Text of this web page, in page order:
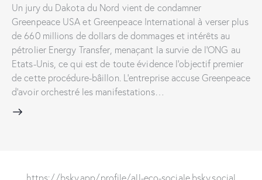
Un jury du Dakota du Nord vient de condamner
Greenpeace USA et Greenpeace International à verser plus
de 660 millions de dollars de dommages et intérêts au
pétrolier Energy Transfer, menaçant la survie de l’ONG au
Etats-Unis, ce qui est de toute évidence l’objectif premier
de cette procédure-bâillon. L’entreprise accuse Greenpeace
d’avoir orchestré les manifestations…